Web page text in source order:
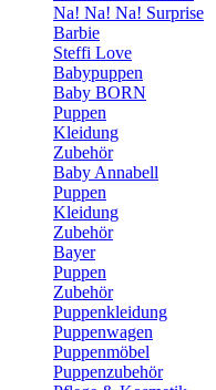
Na! Na! Na! Surprise
Barbie
Steffi Love
Babypuppen
Baby BORN
Puppen
Kleidung
Zubehör
Baby Annabell
Puppen
Kleidung
Zubehör
Bayer
Puppen
Zubehör
Puppenkleidung
Puppenwagen
Puppenmöbel
Puppenzubehör